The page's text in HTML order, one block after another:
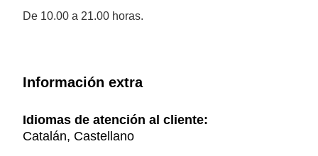
De 10.00 a 21.00 horas.
Información extra
Idiomas de atención al cliente:
Catalán, Castellano